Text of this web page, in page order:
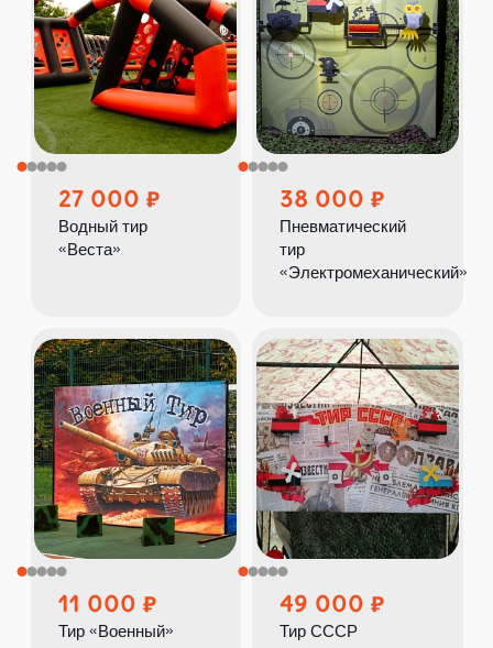
27 000
Водный тир
«Веста»
38 000
Пневматический
тир
«Электромеханический»
11 000
Тир «Военный»
49 000
Тир СССР